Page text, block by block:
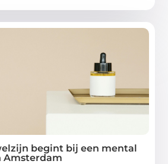
begint bij een mental
Amsterdam